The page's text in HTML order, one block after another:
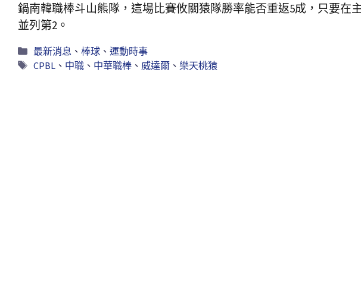
鍋南韓職棒斗山熊隊，這場比賽攸關猿隊勝率能否重返5成，只要在
並列第2。
最新消息 、 棒球、 運動時事
CPBL 、 中職、 中華職棒、 威達爾、 樂天桃猿